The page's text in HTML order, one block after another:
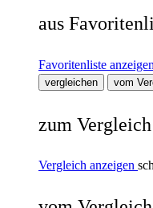
aus
Favoritenliste anzeigen
vergleichen
vom
zum
Vergleich anzeigen